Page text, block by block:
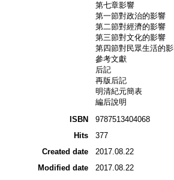
第七章影響
第一節對政治的影響
第二節對經濟的影響
第三節對文化的影響
第四節對民眾生活的
參考文獻
后記
再版后記
明清紀元簡表
編后說明
ISBN
9787513404068
Hits
377
Created date
2017.08.22
Modified date
2017.08.22